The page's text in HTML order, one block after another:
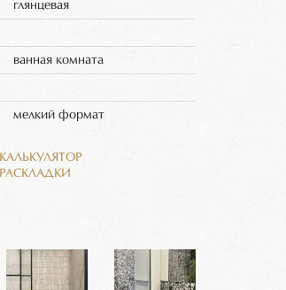
глянцевая
ванная комната
мелкий формат
КАЛЬКУЛЯТОР
РАСКЛАДКИ